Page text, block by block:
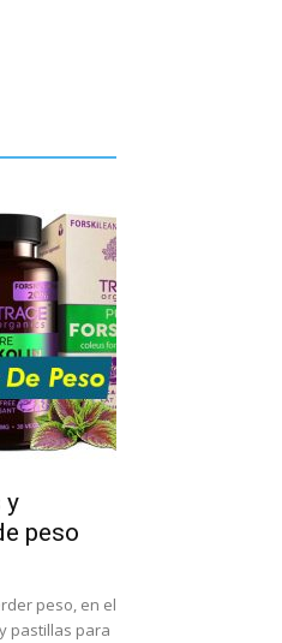
y
peso
peso, en el
pastillas para